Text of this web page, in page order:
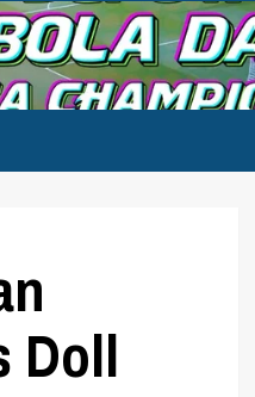
Doll